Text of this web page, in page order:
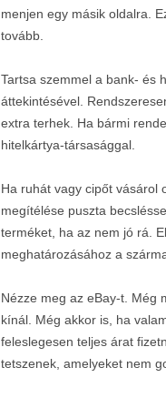
menjen egy másik oldalra.
tovább.
Tartsa szemmel a bank- és
áttekintésével.
extra terhek. Ha bármi
hitelkártya-társasággal.
Ha ruhát vagy cipőt vásárol
megítélése puszta
terméket, ha az nem jó rá.
meghatározásához a
Nézze meg az eBay-t. Még
kínál. Még akkor is, ha
feleslegesen teljes árat
tetszenek, amelyeket nem